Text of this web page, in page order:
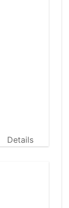
Details